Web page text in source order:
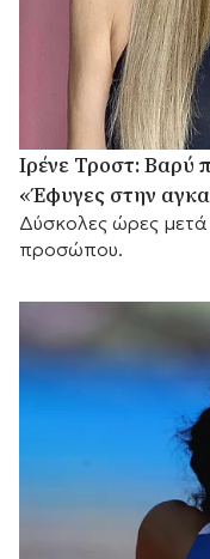
Ιρένε Τροστ: Βαρύ
«Έφυγες στην
Δύσκολες ώρες
προσώπου.